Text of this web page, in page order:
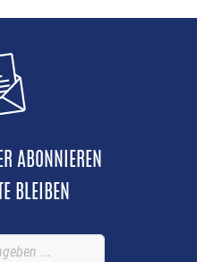
ABONNIEREN
BLEIBEN